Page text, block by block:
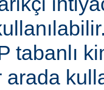
tabanlı